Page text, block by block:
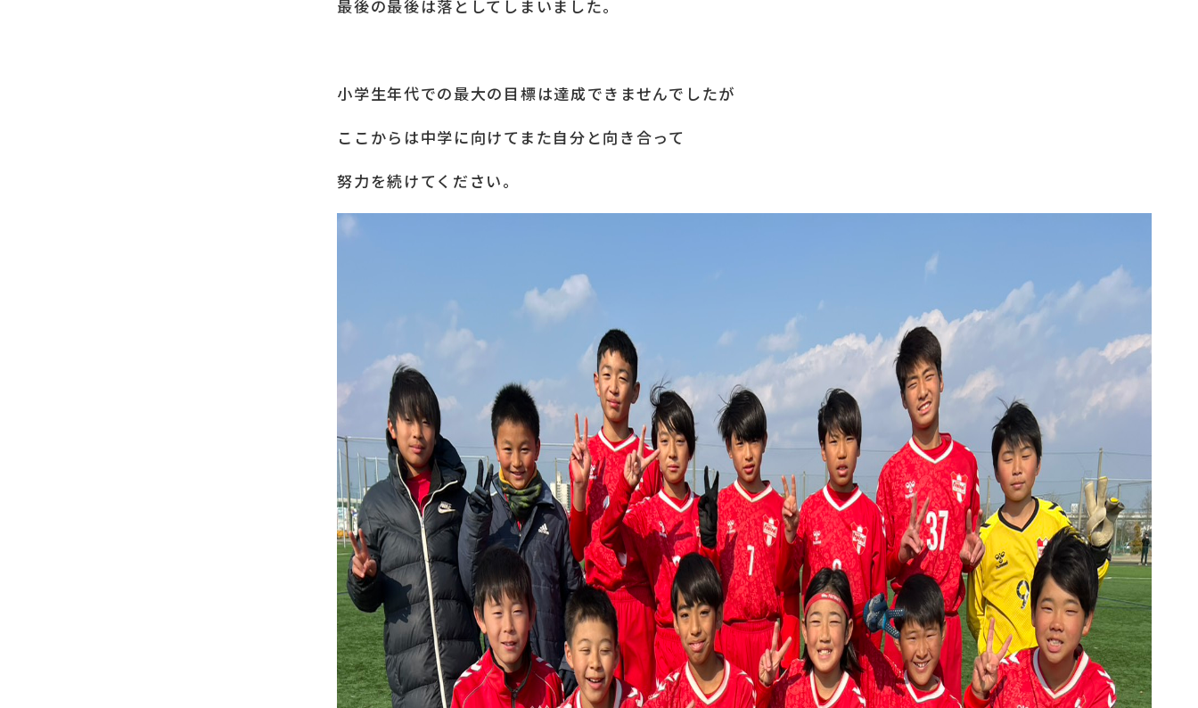
最後の最後は落としてしまいました。
小学生年代での最大の目標は達成できませんでしたが
ここからは中学に向けてまた自分と向き合って
努力を続けてください。